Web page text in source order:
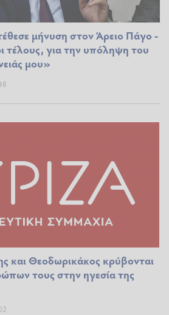
μήνυση στον Άρειο Πάγο -
τέλους, για την υπόληψη του
μου»
και Θεοδωρικάκος κρύβονται
τους στην ηγεσία της